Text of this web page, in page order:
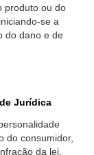
produto ou do
se a
do dano e de
Jurídica
do consumidor,
da lei,